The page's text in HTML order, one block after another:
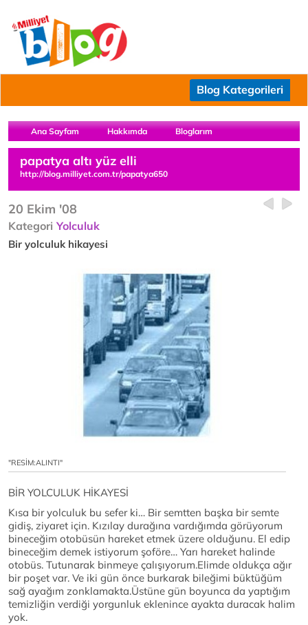
Blog Kategorileri
Ana Sayfam Hakkımda Bloglarım
papatya altı yüz elli
http://blog.milliyet.com.tr/papatya650
20 Ekim '08
Kategori Yolculuk
Bir yolculuk hikayesi
"RESİM:ALINTI"
BİR YOLCULUK HİKAYESİ
Kısa bir yolculuk bu sefer ki… Bir semtten başka bir semte
gidiş, ziyaret için. Kızılay durağına vardığımda görüyorum
bineceğim otobüsün hareket etmek üzere olduğunu. El edip
bineceğim demek istiyorum şoföre… Yarı hareket halinde
otobüs. Tutunarak binmeye çalışıyorum.Elimde oldukça ağır
bir poşet var. Ve iki gün önce burkarak bileğimi büktüğüm
sağ ayağım zonklamakta.Üstüne gün boyunca da yaptığım
temizliğin verdiği yorgunluk eklenince ayakta duracak halim
yok.